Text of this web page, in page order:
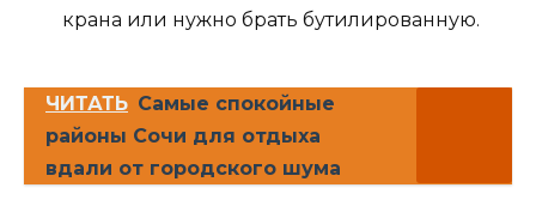
крана или нужно брать бутилированную.
ЧИТАТЬ Самые спокойные
районы Сочи для отдыха
вдали от городского шума